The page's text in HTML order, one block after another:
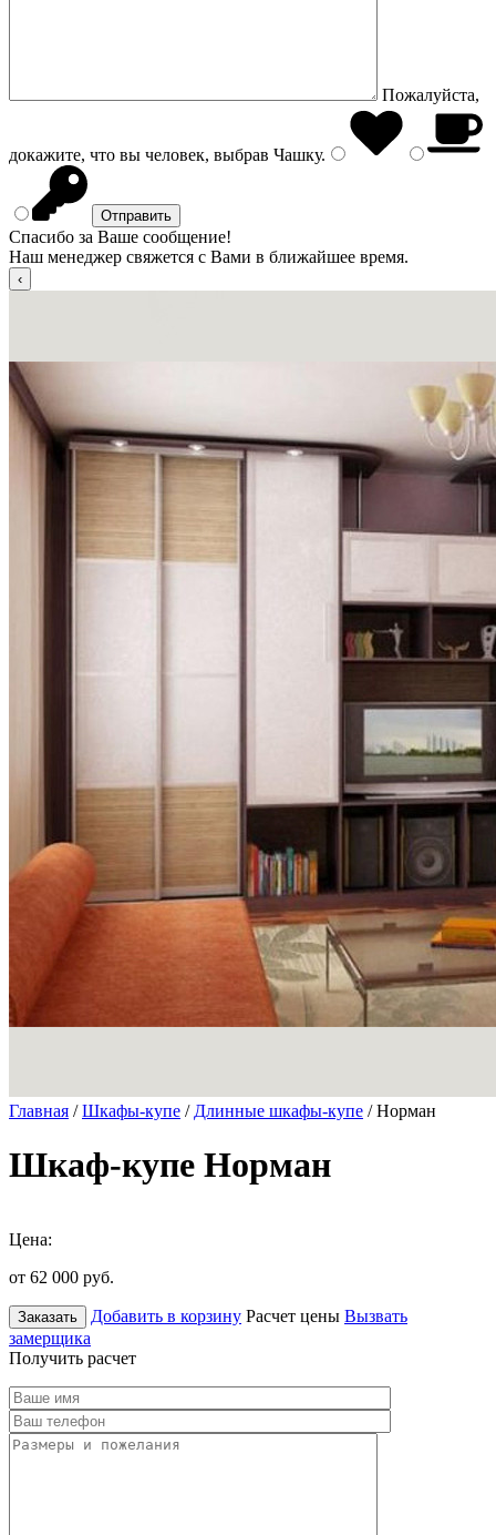
Пожалуйста,
докажите, что вы человек, выбрав Чашку.
Спасибо за Ваше сообщение!
Наш менеджер свяжется с Вами в ближайшее время.
Главная /Шкафы-купе / Длинные шкафы-купе / Норман
Шкаф-купе Норман
Цена:
от 62 000 руб.
Заказать Добавить в корзину Расчет цены Вызвать
замерщика
Получить расчет